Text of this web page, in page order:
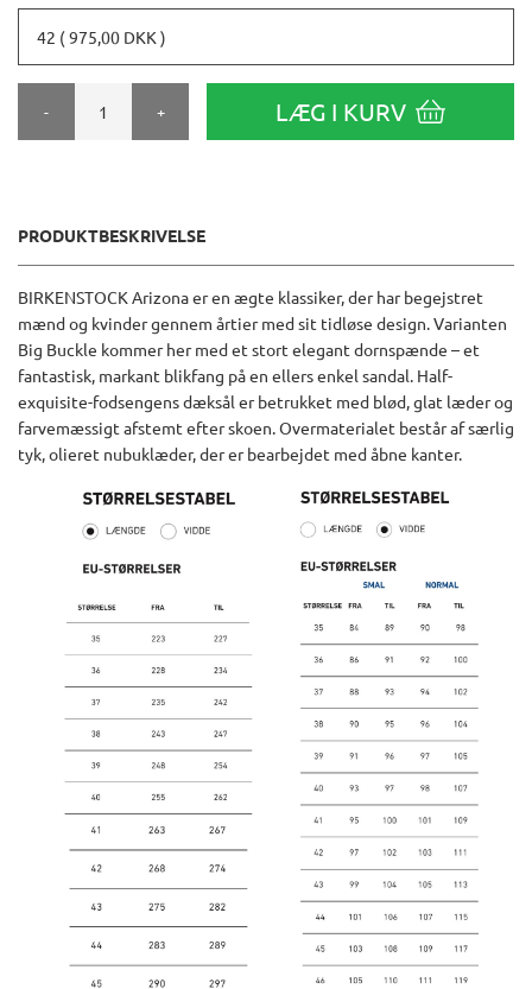
42 ( 975,00 DKK )
- + LÆG I KURV
PRODUKTBESKRIVELSE
BIRKENSTOCK Arizona er en ægte klassiker, der har begejstret
mænd og kvinder gennem årtier med sit tidløse design. Varianten
Big Buckle kommer her med et stort elegant dornspænde – et
fantastisk, markant blikfang på en ellers enkel sandal. Half-
exquisite-fodsengens dæksål er betrukket med blød, glat læder og
farvemæssigt afstemt efter skoen. Overmaterialet består af særlig
tyk, olieret nubuklæder, der er bearbejdet med åbne kanter.